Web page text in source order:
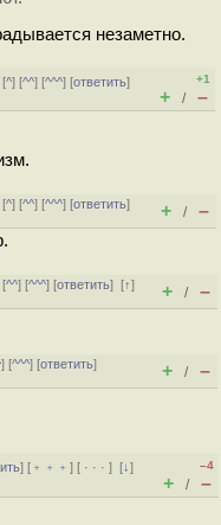
незаметно.
[^] [^^] [^^^] [ответить]
+1
+ / –
[^] [^^] [^^^] [ответить]
+ / –
[^^] [^^^] [ответить][↑]
+ / –
] [^^^] [ответить]
+ / –
] [ ﹢﹢﹢] [ · · ·][↓]
–4
+ / –